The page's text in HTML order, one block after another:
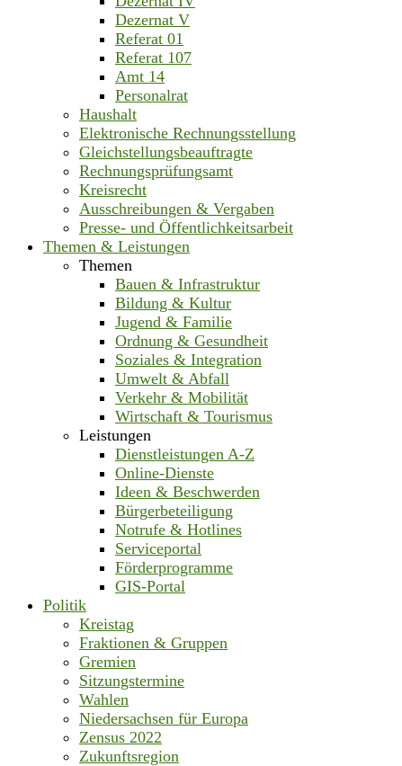
Dezernat V
Referat 01
Referat 107
Amt 14
Personalrat
Haushalt
Elektronische Rechnungsstellung
Gleichstellungsbeauftragte
Rechnungsprüfungsamt
Kreisrecht
Ausschreibungen & Vergaben
Presse- und Öffentlichkeitsarbeit
Themen & Leistungen
Themen
Bauen & Infrastruktur
Bildung & Kultur
Jugend & Familie
Ordnung & Gesundheit
Soziales & Integration
Umwelt & Abfall
Verkehr & Mobilität
Wirtschaft & Tourismus
Leistungen
Dienstleistungen A-Z
Online-Dienste
Ideen & Beschwerden
Bürgerbeteiligung
Notrufe & Hotlines
Serviceportal
Förderprogramme
GIS-Portal
Politik
Kreistag
Fraktionen & Gruppen
Gremien
Sitzungstermine
Wahlen
Niedersachsen für Europa
Zensus 2022
Zukunftsregion